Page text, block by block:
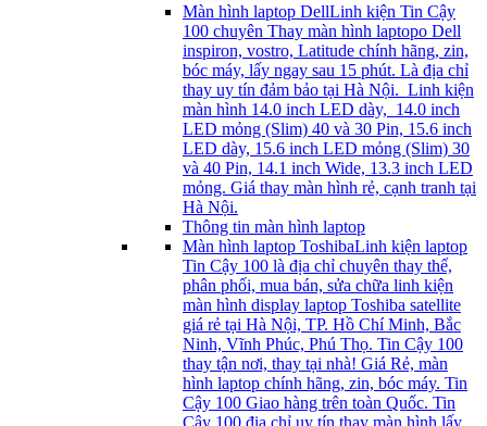
Màn hình laptop DellLinh kiện Tin Cậy
100 chuyên Thay màn hình laptopo Dell
inspiron, vostro, Latitude chính hãng, zin,
bóc máy, lấy ngay sau 15 phút. Là địa chỉ
thay uy tín đảm bảo tại Hà Nội. Linh kiện
màn hình 14.0 inch LED dày, 14.0 inch
LED mỏng (Slim) 40 và 30 Pin, 15.6 inch
LED dày, 15.6 inch LED mỏng (Slim) 30
và 40 Pin, 14.1 inch Wide, 13.3 inch LED
mỏng. Giá thay màn hình rẻ, cạnh tranh tại
Hà Nội.
Thông tin màn hình laptop
Màn hình laptop ToshibaLinh kiện laptop
Tin Cậy 100 là địa chỉ chuyên thay thế,
phân phối, mua bán, sửa chữa linh kiện
màn hình display laptop Toshiba satellite
giá rẻ tại Hà Nội, TP. Hồ Chí Minh, Bắc
Ninh, Vĩnh Phúc, Phú Thọ. Tin Cậy 100
thay tận nơi, thay tại nhà! Giá Rẻ, màn
hình laptop chính hãng, zin, bóc máy. Tin
Cậy 100 Giao hàng trên toàn Quốc. Tin
Cậy 100 địa chỉ uy tín thay màn hình lấy